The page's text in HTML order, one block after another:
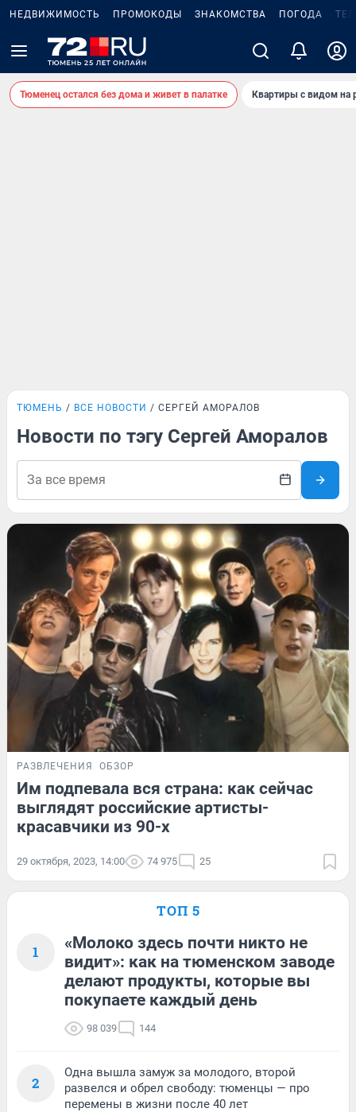
НЕДВИЖИМОСТЬ ПРОМОКОДЫ ЗНАКОМСТВА ПОГОДА
Тюменец остался без дома и живет в палатке Квартиры с видом на
ТЮМЕНЬ ВСЕ НОВОСТИ СЕРГЕЙ АМОРАЛОВ
Новости по тэгу Сергей Аморалов
РАЗВЛЕЧЕНИЯ ОБЗОР
Им подпевала вся страна: как сейчас
выглядят российские артисты-
красавчики из 90-х
29 октября, 2023, 14:00 74 975 25
ТОП 5
1
«Молоко здесь почти никто не
видит»: как на тюменском заводе
делают продукты, которые вы
покупаете каждый день
98 039 144
2
Одна вышла замуж за молодого, второй
развелся и обрел свободу: тюменцы — про
перемены в жизни после 40 лет